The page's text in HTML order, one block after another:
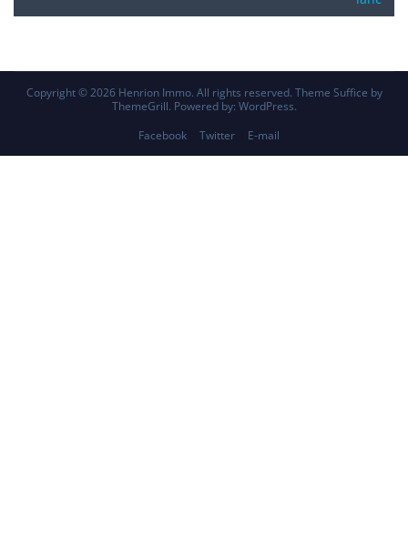
Copyright © 2026 Henrion Immo. All rights reserved. Theme Suffice by
ThemeGrill. Powered by: WordPress.
Facebook
Twitter E-mail